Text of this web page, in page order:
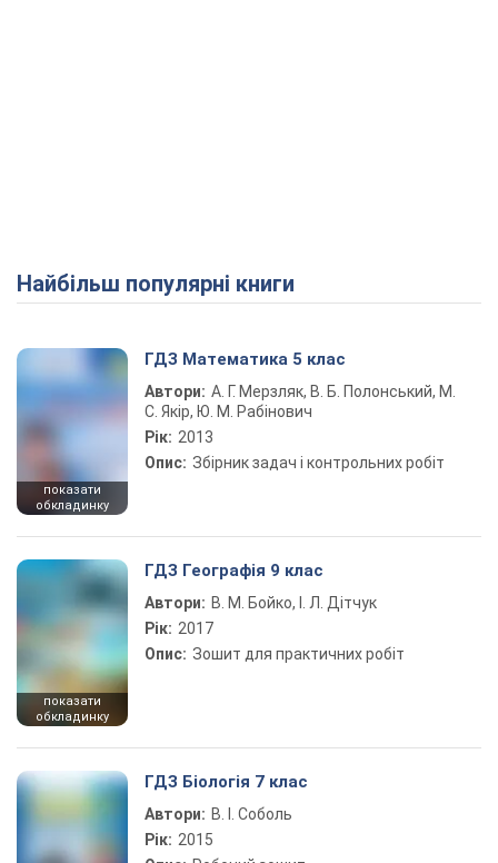
Найбільш популярні книги
показати
обкладинку
ГДЗ Математика 5 клас
Автори: А. Г. Мерзляк, В. Б. Полонський, М.
С. Якір, Ю. М. Рабінович
Рік: 2013
Опис: Збірник задач і контрольних робіт
показати
обкладинку
ГДЗ Географія 9 клас
Автори: В. М. Бойко, І. Л. Дітчук
Рік: 2017
Опис: Зошит для практичних робіт
ГДЗ Біологія 7 клас
Автори: В. І. Соболь
Рік: 2015